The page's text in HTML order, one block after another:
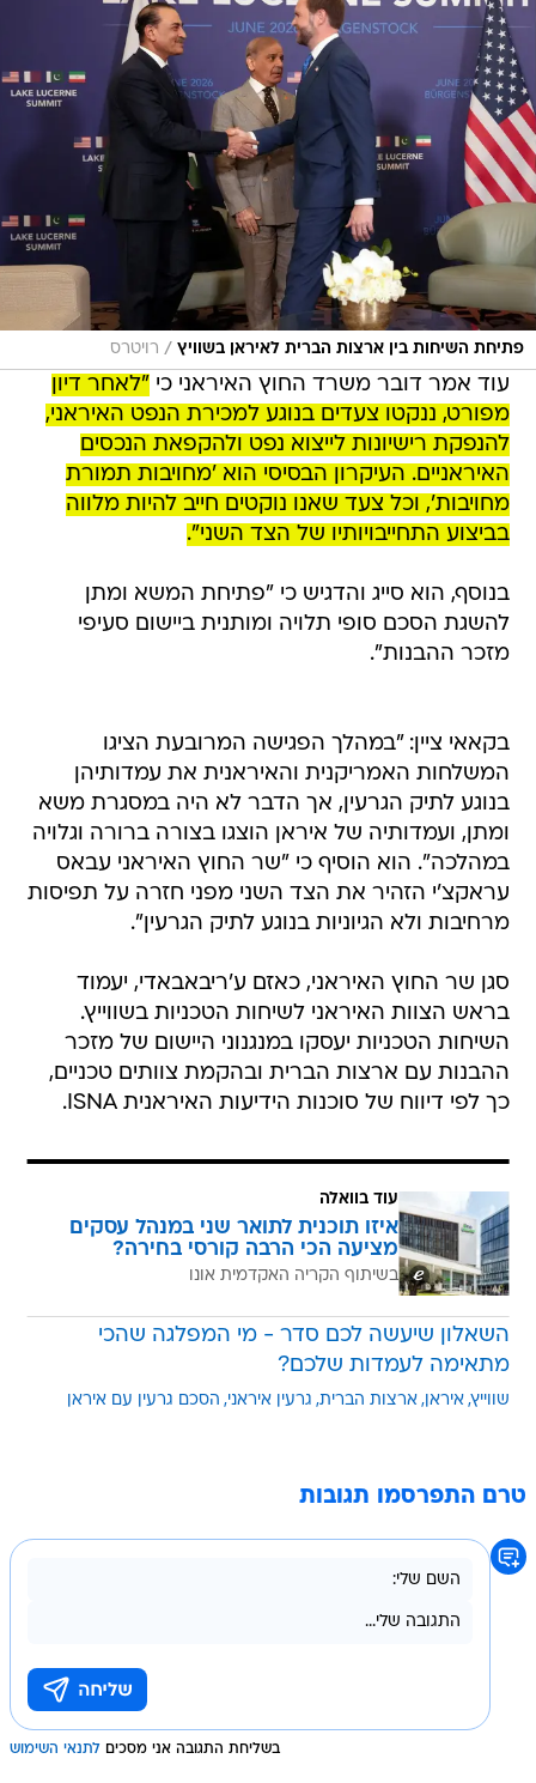
פתיחת השיחות בין ארצות הברית לאיראן בשוויץ / רויטרס
עוד אמר דובר משרד החוץ האיראני כי "לאחר דיון
מפורט, ננקטו צעדים בנוגע למכירת הנפט האיראני,
להנפקת רישיונות לייצוא נפט ולהקפאת הנכסים
האיראניים. העיקרון הבסיסי הוא 'מחויבות תמורת
מחויבות', וכל צעד שאנו נוקטים חייב להיות מלווה
בביצוע התחייבויותיו של הצד השני".
בנוסף, הוא סייג והדגיש כי "פתיחת המשא ומתן
להשגת הסכם סופי תלויה ומותנית ביישום סעיפי
מזכר ההבנות".
בקאאי ציין: "במהלך הפגישה המרובעת הציגו
המשלחות האמריקנית והאיראנית את עמדותיהן
בנוגע לתיק הגרעין, אך הדבר לא היה במסגרת משא
ומתן, ועמדותיה של איראן הוצגו בצורה ברורה וגלויה
במהלכה". הוא הוסיף כי "שר החוץ האיראני עבאס
עראקצ'י הזהיר את הצד השני מפני חזרה על תפיסות
מרחיבות ולא הגיוניות בנוגע לתיק הגרעין".
סגן שר החוץ האיראני, כאזם ע'ריבאבאדי, יעמוד
בראש הצוות האיראני לשיחות הטכניות בשווייץ.
השיחות הטכניות יעסקו במנגנוני היישום של מזכר
ההבנות עם ארצות הברית ובהקמת צוותים טכניים,
כך לפי דיווח של סוכנות הידיעות האיראנית ISNA.
עוד בוואלה
איזו תוכנית לתואר שני במנהל עסקים
מציעה הכי הרבה קורסי בחירה?
בשיתוף הקריה האקדמית אונו
השאלון שיעשה לכם סדר - מי המפלגה שהכי
מתאימה לעמדות שלכם?
שווייץ איראן ארצות הברית גרעין איראני הסכם גרעין עם איראן
טרם התפרסמו תגובות
בשליחת התגובה אני מסכים לתנאי השימוש